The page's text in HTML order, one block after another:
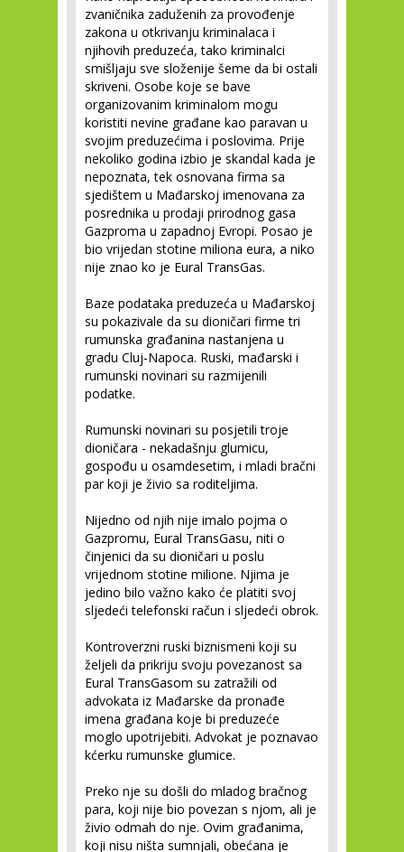
zvaničnika zaduženih za provođenje
zakona u otkrivanju kriminalaca i
njihovih preduzeća, tako kriminalci
smišljaju sve složenije šeme da bi ostali
skriveni. Osobe koje se bave
organizovanim kriminalom mogu
koristiti nevine građane kao paravan u
svojim preduzećima i poslovima. Prije
nekoliko godina izbio je skandal kada je
nepoznata, tek osnovana firma sa
sjedištem u Mađarskoj imenovana za
posrednika u prodaji prirodnog gasa
Gazproma u zapadnoj Evropi. Posao je
bio vrijedan stotine miliona eura, a niko
nije znao ko je Eural TransGas.
Baze podataka preduzeća u Mađarskoj
su pokazivale da su dioničari firme tri
rumunska građanina nastanjena u
gradu Cluj-Napoca. Ruski, mađarski i
rumunski novinari su razmijenili
podatke.
Rumunski novinari su posjetili troje
dioničara - nekadašnju glumicu,
gospođu u osamdesetim, i mladi bračni
par koji je živio sa roditeljima.
Nijedno od njih nije imalo pojma o
Gazpromu, Eural TransGasu, niti o
činjenici da su dioničari u poslu
vrijednom stotine milione. Njima je
jedino bilo važno kako će platiti svoj
sljedeći telefonski račun i sljedeći obrok.
Kontroverzni ruski biznismeni koji su
željeli da prikriju svoju povezanost sa
Eural TransGasom su zatražili od
advokata iz Mađarske da pronađe
imena građana koje bi preduzeće
moglo upotrijebiti. Advokat je poznavao
kćerku rumunske glumice.
Preko nje su došli do mladog bračnog
para, koji nije bio povezan s njom, ali je
živio odmah do nje. Ovim građanima,
koji nisu ništa sumnjali, obećana je